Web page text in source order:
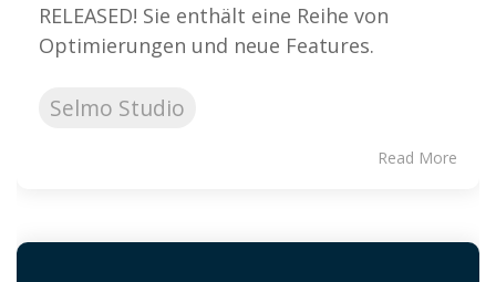
RELEASED! Sie enthält eine Reihe von
Optimierungen und neue Features.
Selmo Studio
Read More